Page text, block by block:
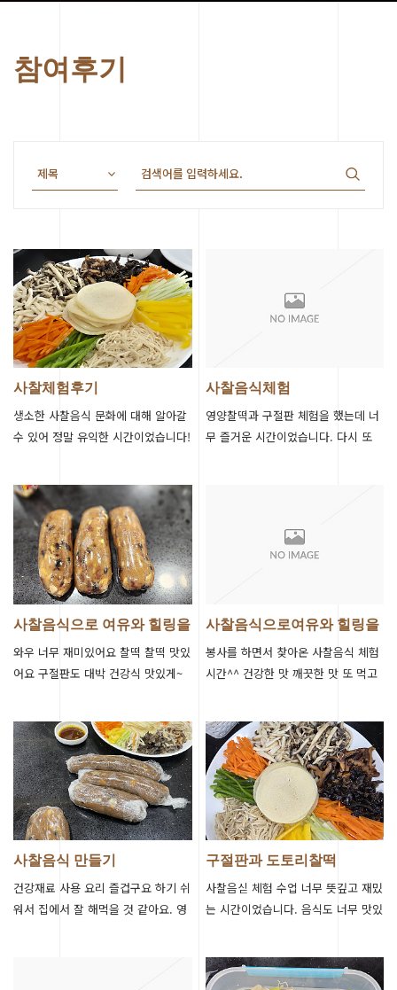
참여후기
사찰체험후기
생소한 사찰음식 문화에 대해 알아갈
수 있어 정말 유익한 시간이었습니다!
사찰음식체험
영양찰떡과 구절판 체험을 했는데 너
무 즐거운 시간이었습니다. 다시 또
사찰음식으로 여유와 힐링을
와우 너무 재미있어요 찰떡 찰떡 맛있
어요 구절판도 대박 건강식 맛있게~
사찰음식으로여유와 힐링을
봉사를 하면서 찾아온 사찰음식 체험
시간^^ 건강한 맛 깨끗한 맛 또 먹고
께…
사찰음식 만들기
건강재료 사용 요리 즐겁구요 하기 쉬
워서 집에서 잘 해먹을 것 같아요. 영
구절판과 도토리찰떡
사찰음싣 체험 수업 너무 뜻깊고 재밌
는 시간이었습니다. 음식도 너무 맛있